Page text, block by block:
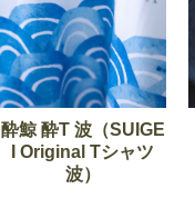
酔鯨 酔T 波（SUIGE
I Original Tシャツ
波）